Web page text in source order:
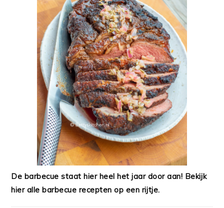
De barbecue staat hier heel het jaar door aan! Bekijk
hier alle barbecue recepten op een rijtje.